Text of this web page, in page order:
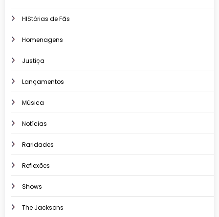
HIStórias de Fãs
Homenagens
Justiça
Lançamentos
Música
Notícias
Raridades
Reflexões
Shows
The Jacksons